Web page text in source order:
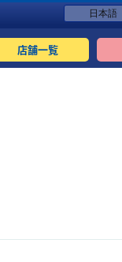
日本語
店舗一覧